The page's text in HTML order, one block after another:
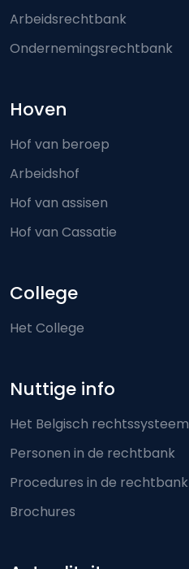
Arbeidsrechtbank
Ondernemingsrechtbank
Hoven
Hof van beroep
Arbeidshof
Hof van assisen
Hof van Cassatie
College
Het College
Nuttige info
Het Belgisch rechtssysteem
Personen in de rechtbank
Procedures in de rechtbank
Brochures